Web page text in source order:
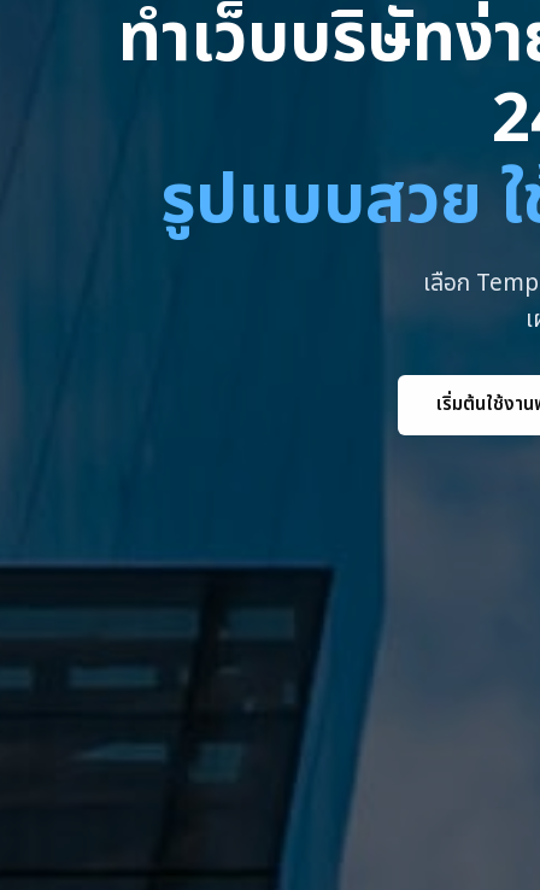
ทำเว็บบริษัทง่
รูปแบบสวย
เลือก
เริ่มต้นใช้งา